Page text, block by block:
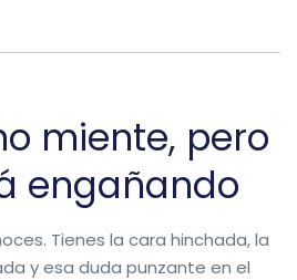
miente, pero
engañando
Tienes la cara hinchada, la
y esa duda punzante en el